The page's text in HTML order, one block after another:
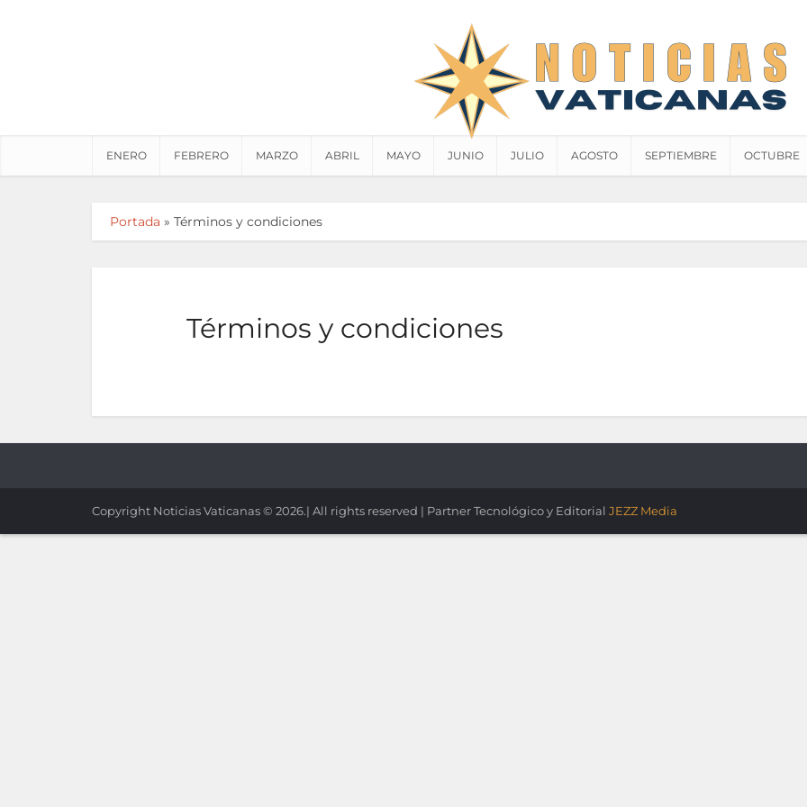
ENERO FEBRERO MARZO ABRIL MAYO JUNIO JULIO AGOSTO SEPTIEMBRE OCTUBRE
Portada » Términos y condiciones
Términos y condiciones
Copyright Noticias Vaticanas © 2026.| All rights reserved | Partner Tecnológico y Editorial JEZZ Media